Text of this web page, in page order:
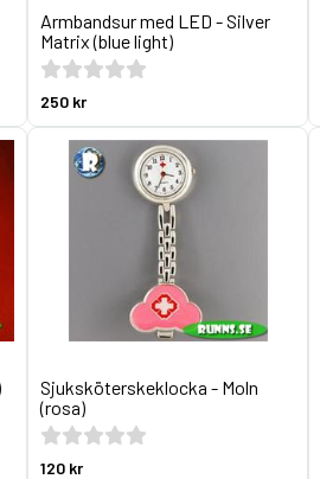
Armbandsur med LED - Silver
Matrix (blue light)
250 kr
Sjuksköterskeklocka - Moln
(rosa)
120 kr